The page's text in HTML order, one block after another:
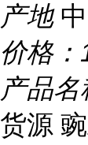
产地
价格：
产品名
货源